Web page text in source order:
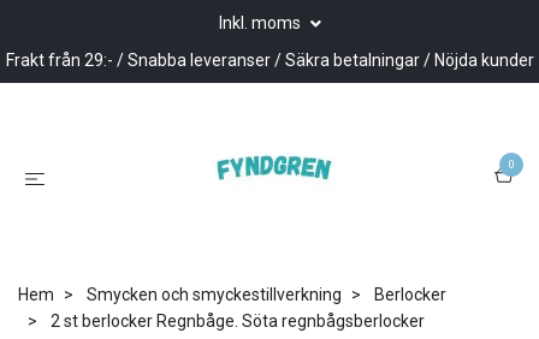
Inkl. moms
Frakt från 29:- / Snabba leveranser / Säkra betalningar / Nöjda kunder
0
Hem Smycken och smyckestillverkning
Berlocker
2 st berlocker Regnbåge. Söta regnbågsberlocker